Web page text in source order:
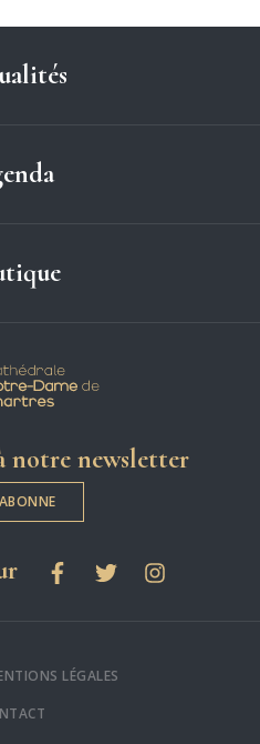
notre newsletter
les réseaux sociaux
FacebookTwitterInstagram
LÉGALES